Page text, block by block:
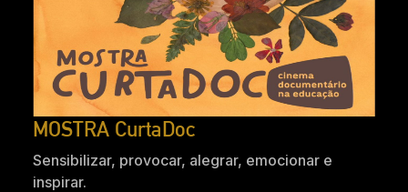
MOSTRA CurtaDoc
Sensibilizar, provocar, alegrar, emocionar e
inspirar.